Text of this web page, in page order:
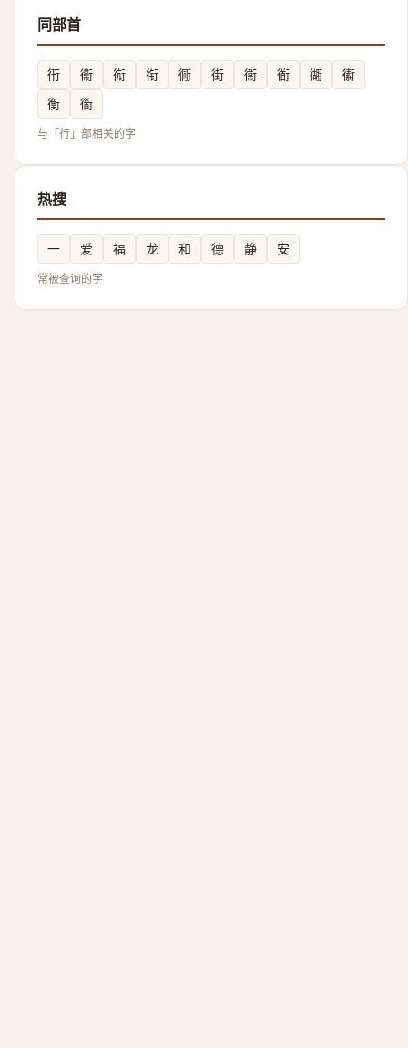
同部首
衎 䘙 䘕 衔 衕 街 衞 衜 衚
䘘
衡
衟
与「行」部相关的字
热搜
一 爱 福 龙 和 德 静 安
常被查询的字